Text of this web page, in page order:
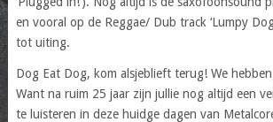
en vooral op de Reggae/ Dub track ‘Lumpy
tot uiting.
Dog Eat Dog, kom alsjeblieft terug! We
Want na ruim 25 jaar zijn jullie nog altijd een
te luisteren in deze huidge dagen van